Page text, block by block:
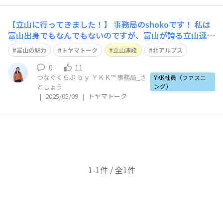
【立山に行ってきました！】 事務局のshokoです！ 私は
富山出身でもなんでもないのですが、富山が誇る立山連峰
が好きで、YKK入社前から毎年夏に登っているので、ぜひ
皆さんにも立山の素晴らしさを知っていただきたく投稿し
ます！！ いつもは夏に行って一泊二日テント泊なのです
が、今年はGWでまだ雪が積もっ
富山の魅力 トヤマトーク 立山連峰 北アルプス
0 11
つなぐくらぶ ｂｙ ＹＫＫ™ 事務局_さ
としょう
YKK社員（ファスニ
ング）
| 2025/05/09 | トヤマトーク
1-1件 / 全1件